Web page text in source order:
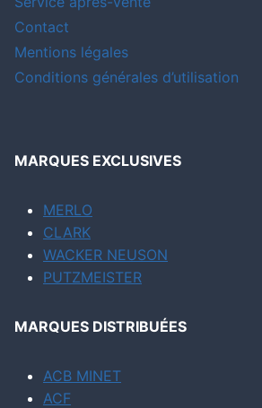
Contact
Mentions légales
Conditions générales d’utilisation
MARQUES EXCLUSIVES
MERLO
CLARK
WACKER NEUSON
PUTZMEISTER
MARQUES DISTRIBUÉES
ACB MINET
ACF